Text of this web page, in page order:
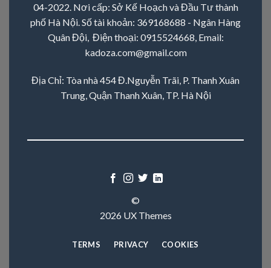
04-2022. Nơi cấp: Sở Kế Hoạch và Đầu Tư thành
phố Hà Nội. Số tài khoản: 369168688 - Ngân Hàng
Quân Đội, Điện thoại: 0915524668, Email:
kadoza.com@gmail.com
Địa Chỉ: Tòa nhà 454 Đ.Nguyễn Trãi, P. Thanh Xuân
Trung, Quận Thanh Xuân, TP. Hà Nội
©
2026 UX Themes
TERMS PRIVACY COOKIES